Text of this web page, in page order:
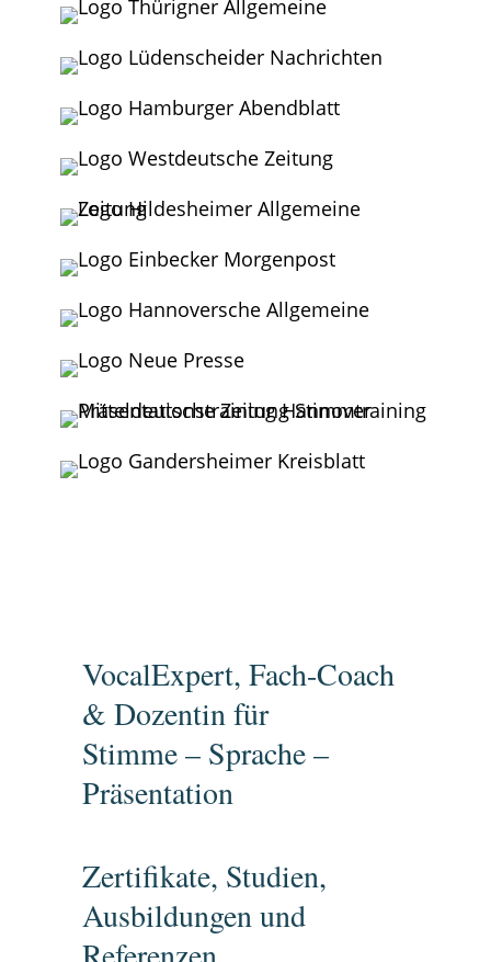
VocalExpert, Fach-Coach
& Dozentin für
Stimme – Sprache –
Präsentation
Zertifikate, Studien,
Ausbildungen und